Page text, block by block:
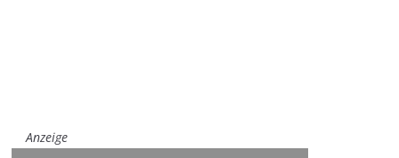
Anzeige